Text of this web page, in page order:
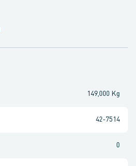
149,000 Kg
42-7514
0